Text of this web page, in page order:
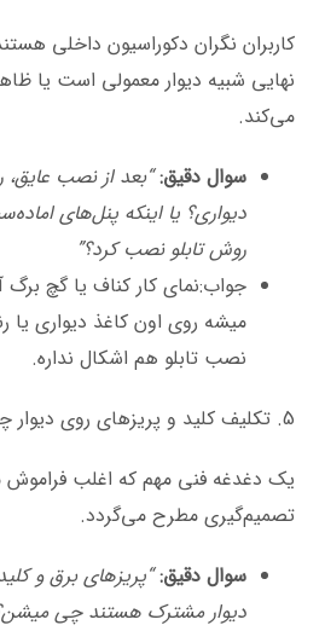
کاربران نگران دکوراسیون داخلی
نهایی شبیه دیوار معمولی است یا
می‌کند.
سوال دقیق: “بعد از نصب
دیواری؟ یا اینکه پنل‌های
روش تابلو نصب کرد؟”
جواب:نمای کار کناف یا گچ
میشه روی اون کاغذ دیواری یا
نصب تابلو هم اشکال نداره.
5. تکلیف کلید و پریزهای روی دیوار چه می‌شود؟
یک دغدغه فنی مهم که اغلب فراموش
تصمیم‌گیری مطرح می‌گردد.
سوال دقیق: “پریزهای برق و
دیوار مشترک هستند چی میشن؟